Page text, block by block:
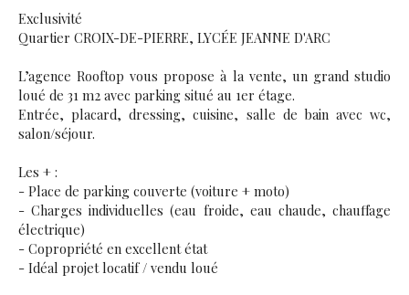
Exclusivité
Quartier CROIX-DE-PIERRE, LYCÉE JEANNE D'ARC
L’agence Rooftop vous propose à la vente, un grand studio
loué de 31 m2 avec parking situé au 1er étage.
Entrée, placard, dressing, cuisine, salle de bain avec wc,
salon/séjour.
Les + :
- Place de parking couverte (voiture + moto)
- Charges individuelles (eau froide, eau chaude, chauffage
électrique)
- Copropriété en excellent état
- Idéal projet locatif / vendu loué